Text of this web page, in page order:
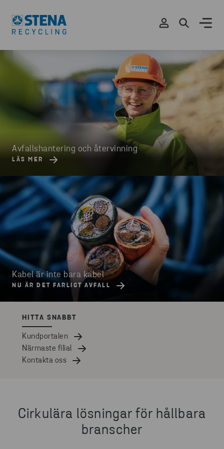
Avfallshantering och återvinning
LÄS MER
Kabel är inte bara kabel
NU ÄR DET FARLIGT AVFALL
HITTA SNABBT
Kundportalen
Närmaste filial
Kontakta oss
Cirkulära lösningar för hållbara
branscher